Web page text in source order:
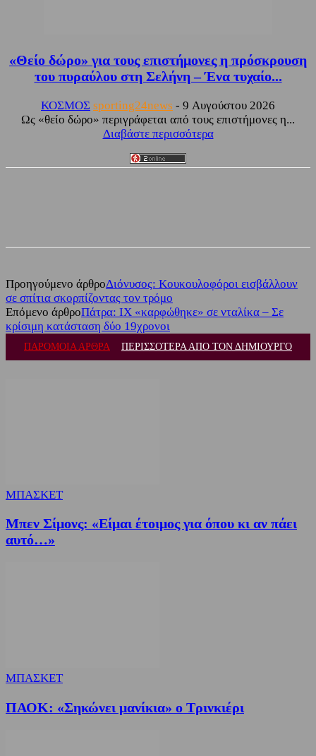
«Θείο δώρο» για τους επιστήμονες η πρόσκρουση
του πυραύλου στη Σελήνη – Ένα τυχαίο...
ΚΟΣΜΟΣ sporting24news - 9 Αυγούστου 2026
Ως «θείο δώρο» περιγράφεται από τους επιστήμονες η...
Διαβάστε περισσότερα
Προηγούμενο άρθροΔιόνυσος: Κουκουλοφόροι εισβάλλουν
σε σπίτια σκορπίζοντας τον τρόμο
Επόμενο άρθροΠάτρα: ΙΧ «καρφώθηκε» σε νταλίκα – Σε
κρίσιμη κατάσταση δύο 19χρονοι
ΠΑΡΟΜΟΙΑ ΑΡΘΡΑ ΠΕΡΙΣΣΟΤΕΡΑ ΑΠΟ ΤΟΝ ΔΗΜΙΟΥΡΓΟ
ΜΠΑΣΚΕΤ
Μπεν Σίμονς: «Είμαι έτοιμος για όπου κι αν πάει
αυτό…»
ΜΠΑΣΚΕΤ
ΠΑΟΚ: «Σηκώνει μανίκια» ο Τρινκιέρι